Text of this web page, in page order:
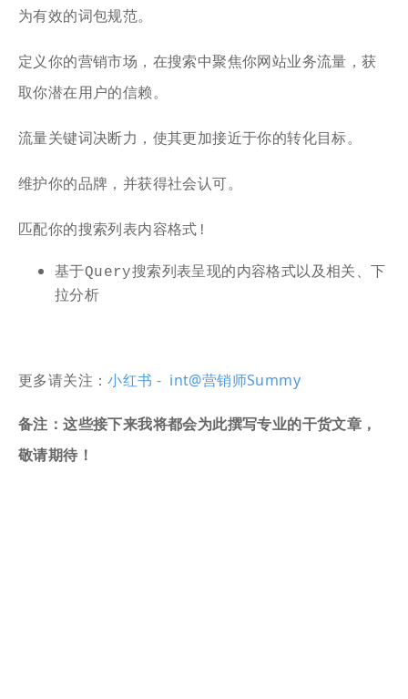
为有效的词包规范。
定义你的营销市场，在搜索中聚焦你网站业务流量，获
取你潜在用户的信赖。
流量关键词决断力，使其更加接近于你的转化目标。
维护你的品牌，并获得社会认可。
匹配你的搜索列表内容格式!
基于Query搜索列表呈现的内容格式以及相关、下
拉分析
更多请关注：小红书 - int@营销师Summy
备注：这些接下来我将都会为此撰写专业的干货文章，
敬请期待！